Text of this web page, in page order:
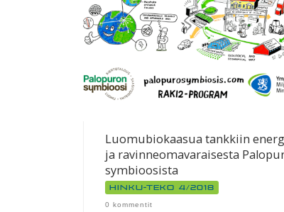
Luomubiokaasua tankkiin
ja ravinneomavaraisesta
symbioosista
Hinku-teko 4/2018
0 kommentit